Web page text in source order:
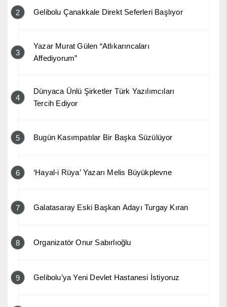
2 Gelibolu Çanakkale Direkt Seferleri Başlıyor
3
Yazar Murat Gülen “Atlıkarıncaları
Affediyorum”
4
Dünyaca Ünlü Şirketler Türk Yazılımcıları
Tercih Ediyor
5 Bugün Kasımpatılar Bir Başka Süzülüyor
6 ‘Hayal-i Rüya’ Yazarı Melis Büyükplevne
7 Galatasaray Eski Başkan Adayı Turgay Kıran
8 Organizatör Onur Sabırlıoğlu
9 Gelibolu’ya Yeni Devlet Hastanesi İstiyoruz